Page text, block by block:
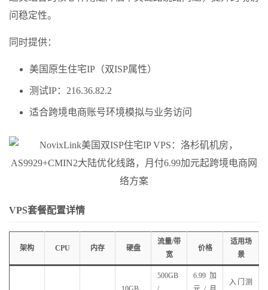
问稳定性。
同时提供：
美国原生住宅IP（双ISP属性）
测试IP：216.36.82.2
适合跨境电商账号环境模拟与业务访问
VPS套餐配置详情
架构 CPU 内存 硬盘
流量/带
宽
价格
适用场
景
500GB
6.99加
入门测